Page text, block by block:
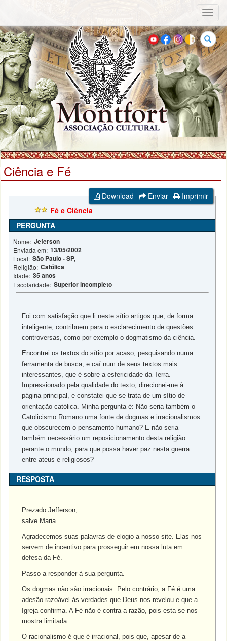
Buscar
Ciência e Fé
Download Enviar
Imprimir
Fé e Ciência
PERGUNTA
Nome: Jeferson
Enviada em: 13/05/2002
Local: São Paulo - SP,
Religião: Católica
Idade: 35 anos
Escolaridade: Superior incompleto
Foi com satisfação que li neste sítio artigos que, de forma
inteligente, contribuem para o esclarecimento de questões
controversas, como por exemplo o dogmatismo da ciência.
Encontrei os textos do sítio por acaso, pesquisando numa
ferramenta de busca, e caí num de seus textos mais
interessantes, que é sobre a esfericidade da Terra.
Impressionado pela qualidade do texto, direcionei-me à
página principal, e constatei que se trata de um sítio de
orientação católica. Minha pergunta é: Não seria também o
Catolicismo Romano uma fonte de dogmas e irracionalismos
que obscurecem o pensamento humano? E não seria
também necessário um reposicionamento desta religião
perante o mundo, para que possa haver paz nesta guerra
entre ateus e religiosos?
RESPOSTA
Prezado Jefferson,
salve Maria.
Agradecemos suas palavras de elogio a nosso site. Elas nos
servem de incentivo para prosseguir em nossa luta em
defesa da Fé.
Passo a responder à sua pergunta.
Os dogmas não são irracionais. Pelo contrário, a Fé é uma
adesão razoável às verdades que Deus nos revelou e que a
Igreja confirma. A Fé não é contra a razão, pois esta se nos
mostra limitada.
O racionalismo é que é irracional, pois que, apesar de a